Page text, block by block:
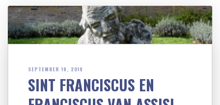
SEPTEMBER 19, 2019
SINT FRANCISCUS EN